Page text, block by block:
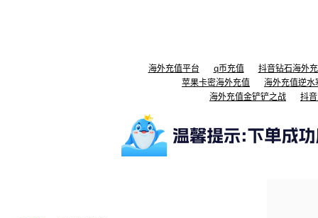
海外充值平台 q币充值
抖音钻石海外
苹果卡密海外充值
海外充值逆水
海外充值金铲铲之战
抖